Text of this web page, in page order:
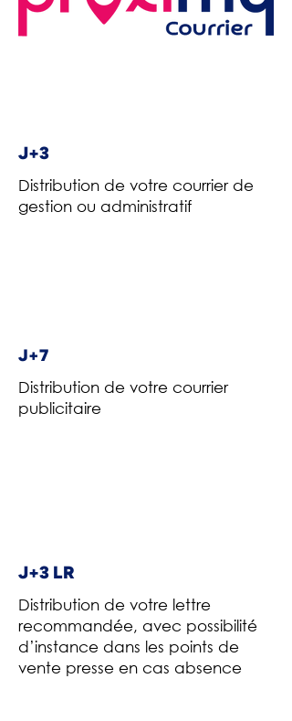
J+3
Distribution de votre courrier de
gestion ou administratif
J+7
Distribution de votre courrier
publicitaire
J+3 LR
Distribution de votre lettre
recommandée, avec possibilité
d’instance dans les points de
vente presse en cas absence